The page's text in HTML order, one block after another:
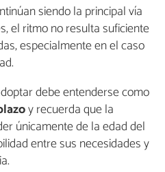
siendo la principal vía
el ritmo no resulta suficiente
especialmente en el caso
debe entenderse como
y recuerda que la
únicamente de la edad del
entre sus necesidades y